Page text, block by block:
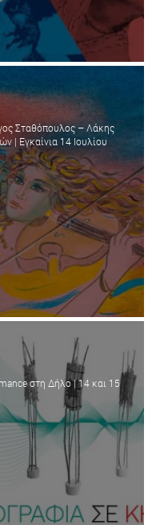
Σταθόπουλος – Λάκης
| Εγκαίνια 14 Ιουλίου
στη Δήλο | 14 και 15